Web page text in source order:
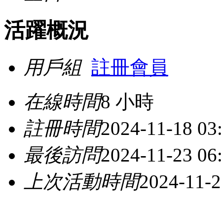
活躍概況
用戶組 註冊會員
在線時間8 小時
註冊時間2024-11-18
最後訪問2024-11-23
上次活動時間2024-11-